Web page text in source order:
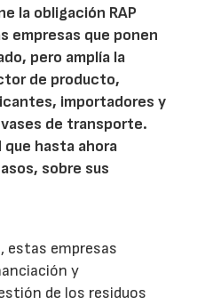
la obligación RAP
empresas que ponen
pero amplía la
de producto,
importadores y
de transporte.
que hasta ahora
sobre sus
estas empresas
y
de los residuos